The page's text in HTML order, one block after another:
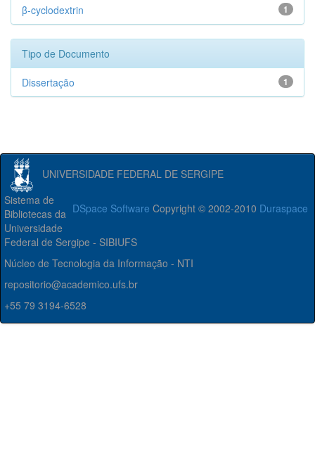
1
β-cyclodextrin
Tipo de Documento
1
Dissertação
UNIVERSIDADE FEDERAL DE SERGIPE
DSpace Software Copyright © 2002-2010 Duraspace
Sistema de
Bibliotecas da
Universidade
Federal de Sergipe - SIBIUFS
Núcleo de Tecnologia da Informação - NTI
repositorio@academico.ufs.br
+55 79 3194-6528